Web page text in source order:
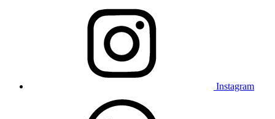
Instagram